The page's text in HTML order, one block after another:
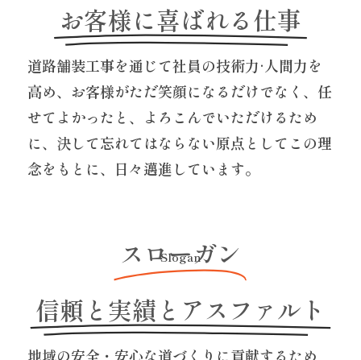
お客様に喜ばれる仕事
道路舗装工事を通じて社員の技術力·人間力を
高め、お客様がただ笑顔になるだけでなく、任
せてよかったと、よろこんでいただけるため
に、決して忘れてはならない原点としてこの理
念をもとに、日々邁進しています。
スローガン
Slogan
信頼と実績とアスファルト
地域の安全・安心な道づくりに貢献するため